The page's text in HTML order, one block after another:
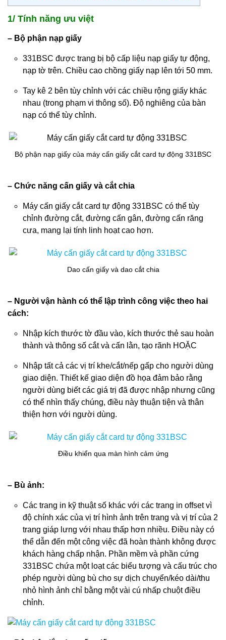
1/ Tính năng ưu việt
– Bộ phận nạp giấy
331BSC được trang bị bộ cấp liệu nạp giấy tự động,
nạp tờ trên. Chiều cao chồng giấy nạp lên tới 50 mm.
Tay kê 2 bên tùy chỉnh với các chiều rộng giấy khác
nhau (trong phạm vi thông số). Độ nghiêng của bàn
nạp có thể tùy chỉnh.
Bộ phận nạp giấy của máy cấn giấy cắt card tự động 331BSC
– Chức năng cấn giấy và cắt chia
Máy cấn giấy cắt card tự động 331BSC có thể tùy
chỉnh đường cắt, đường cấn gân, đường cấn răng
cưa, mang lại tính linh hoạt cao hơn.
Dao cấn giấy và dao cắt chia
– Người vận hành có thể lập trình công việc theo hai
cách:
Nhập kích thước tờ đầu vào, kích thước thẻ sau hoàn
thành và thông số cắt và cấn lằn, tạo rãnh HOẶC
Nhập tất cả các vị trí khe/cắt/nếp gấp cho người dùng
giao diện. Thiết kế giao diện đồ họa đảm bảo rằng
người dùng biết các giá trị đã được nhập nhưng cũng
có thể nhìn thấy chúng, điều này thuận tiện và thân
thiện hơn với người dùng.
Điều khiển qua màn hình cảm ứng
– Bù ảnh:
Các trang in kỹ thuật số khác với các trang in offset vì
độ chính xác của vị trí hình ảnh trên trang và vị trí của 2
trang giáp lưng với nhau thấp hơn nhiều. Điều này có
thể dẫn đến một công việc đã hoàn thành không được
khách hàng chấp nhận. Phần mềm và phần cứng
331BSC chứa một loạt các biểu tượng và cấu trúc cho
phép người dùng bù cho sự dịch chuyển/kéo dài/thu
nhỏ hình ảnh chỉ bằng một vài cú nhấp chuột điều
chỉnh.